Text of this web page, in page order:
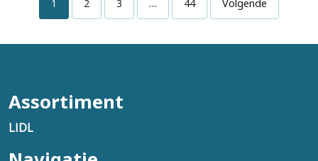
1 2 3 … 44 Volgende
Assortiment
LIDL